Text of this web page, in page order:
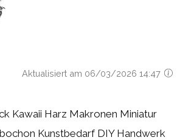
Aktualisiert am 06/03/2026 14:47
Kawaii Harz Makronen Miniatur
Kunstbedarf DIY Handwerk